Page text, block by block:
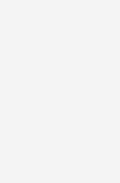
zum
Eine spezielle WC-Keramik